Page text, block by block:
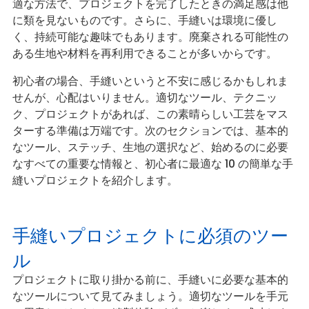
適な方法で、プロジェクトを完了したときの満足感は他
に類を見ないものです。さらに、手縫いは環境に優し
く、持続可能な趣味でもあります。廃棄される可能性の
ある生地や材料を再利用できることが多いからです。
初心者の場合、手縫いというと不安に感じるかもしれま
せんが、心配はいりません。適切なツール、テクニッ
ク、プロジェクトがあれば、この素晴らしい工芸をマス
ターする準備は万端です。次のセクションでは、基本的
なツール、ステッチ、生地の選択など、始めるのに必要
なすべての重要な情報と、初心者に最適な 10 の簡単な手
縫いプロジェクトを紹介します。
手縫いプロジェクトに必須のツー
ル
プロジェクトに取り掛かる前に、手縫いに必要な基本的
なツールについて見てみましょう。適切なツールを手元